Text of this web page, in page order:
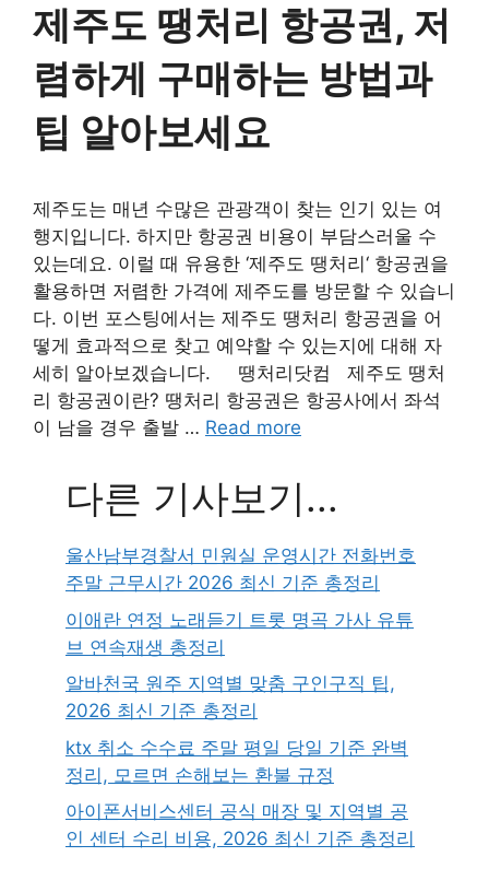
제주도 땡처리 항공권, 저
렴하게 구매하는 방법과
팁 알아보세요
제주도는 매년 수많은 관광객이 찾는 인기 있는 여
행지입니다. 하지만 항공권 비용이 부담스러울 수
있는데요. 이럴 때 유용한 ‘제주도 땡처리‘ 항공권을
활용하면 저렴한 가격에 제주도를 방문할 수 있습니
다. 이번 포스팅에서는 제주도 땡처리 항공권을 어
떻게 효과적으로 찾고 예약할 수 있는지에 대해 자
세히 알아보겠습니다. 땡처리닷컴 제주도 땡처
리 항공권이란? 땡처리 항공권은 항공사에서 좌석
이 남을 경우 출발 … Read more
다른 기사보기...
울산남부경찰서 민원실 운영시간 전화번호
주말 근무시간 2026 최신 기준 총정리
이애란 연정 노래듣기 트롯 명곡 가사 유튜
브 연속재생 총정리
알바천국 원주 지역별 맞춤 구인구직 팁,
2026 최신 기준 총정리
ktx 취소 수수료 주말 평일 당일 기준 완벽
정리, 모르면 손해보는 환불 규정
아이폰서비스센터 공식 매장 및 지역별 공
인 센터 수리 비용, 2026 최신 기준 총정리